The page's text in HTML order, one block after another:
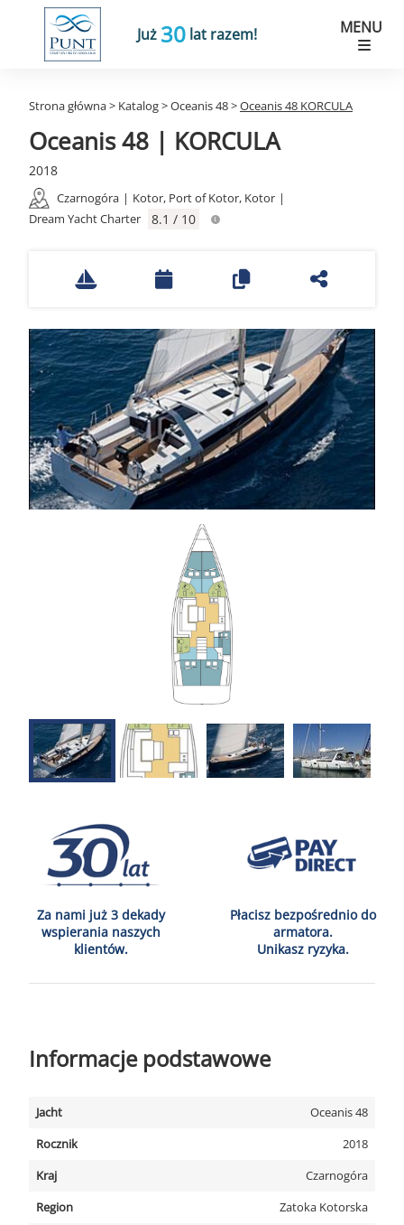
Już 30 lat razem! MENU
Strona główna> Katalog>Oceanis 48>Oceanis 48 KORCULA
Oceanis 48 | KORCULA
2018
Czarnogóra | Kotor, Port of Kotor, Kotor |
Dream Yacht Charter
8.1 / 10
Za nami już 3 dekady
wspierania naszych
klientów.
Płacisz bezpośrednio do
armatora.
Unikasz ryzyka.
Informacje podstawowe
Jacht
Oceanis 48
Rocznik
2018
Kraj
Czarnogóra
Region
Zatoka Kotorska